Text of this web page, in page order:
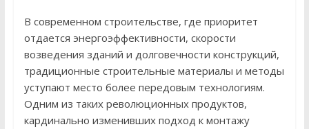
В современном строительстве, где приоритет
отдается энергоэффективности, скорости
возведения зданий и долговечности конструкций,
традиционные строительные материалы и методы
уступают место более передовым технологиям.
Одним из таких революционных продуктов,
кардинально изменивших подход к монтажу